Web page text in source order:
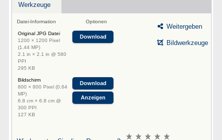
Werkzeuge
Datei-Information Optionen
Original JPG Datei
1200 × 1200 Pixel
(1.44 MP)
2.1 in × 2.1 in @ 580
PPI
295 KB
Download
Bildschirm
800 × 800 Pixel (0.64
MP)
6.8 cm × 6.8 cm @
300 PPI
127 KB
Download
Anzeigen
Weitergeben
Bildwerkzeuge